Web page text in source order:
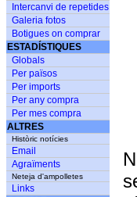
Intercanvi de repetides
Galeria fotos
Botigues on comprar
ESTADÍSTIQUES
Globals
Per països
Per imports
Per any compra
Per mes compra
ALTRES
Històric notícies
Email
Agraïments
Neteja d'ampolletes
Links